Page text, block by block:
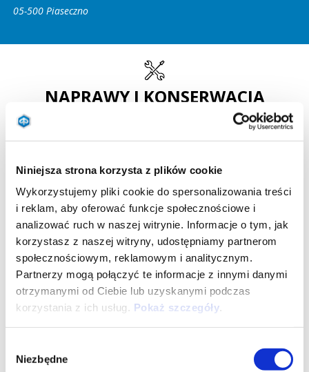
Niniejsza strona korzysta z plików cookie
Wykorzystujemy pliki cookie do spersonalizowania treści
i reklam, aby oferować funkcje społecznościowe i
analizować ruch w naszej witrynie. Informacje o tym, jak
korzystasz z naszej witryny, udostępniamy partnerom
społecznościowym, reklamowym i analitycznym.
Partnerzy mogą połączyć te informacje z innymi danymi
otrzymanymi od Ciebie lub uzyskanymi podczas
korzystania z ich usług. Pokaż szczegóły.
zgody
Niezbędne
05-500 Piaseczno
NAPRAWY I KONSERWACJA
Informacje techniczne dla profesjonalistów
KLIKNIJ TUTAJ
INSTRUKCJE OBSŁUGI
Pobierz instrukcję obsługi do Twojego Piaggio w formacie PDF
Liberty 50 E5/Liberty/Liberty 50 EU4/Medley/Beverly 400
MP3 300/MP3 400/MP3 500 SPORT ADVANCE/MP3 530
/ Piaggio 1/ZIP 50 /MyMoover/ Zip 50 2T/ Liberty 125-150